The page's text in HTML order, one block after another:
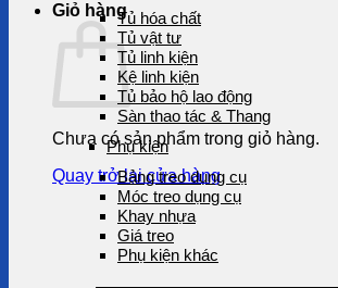
Giỏ hàng
Chưa có sản phẩm trong giỏ hàng.
Quay trở lại cửa hàng
Tủ hóa chất
Tủ vật tư
Tủ linh kiện
Kệ linh kiện
Tủ bảo hộ lao động
Sàn thao tác & Thang
Phụ kiện
Bảng treo dụng cụ
Móc treo dụng cụ
Khay nhựa
Giá treo
Phụ kiện khác